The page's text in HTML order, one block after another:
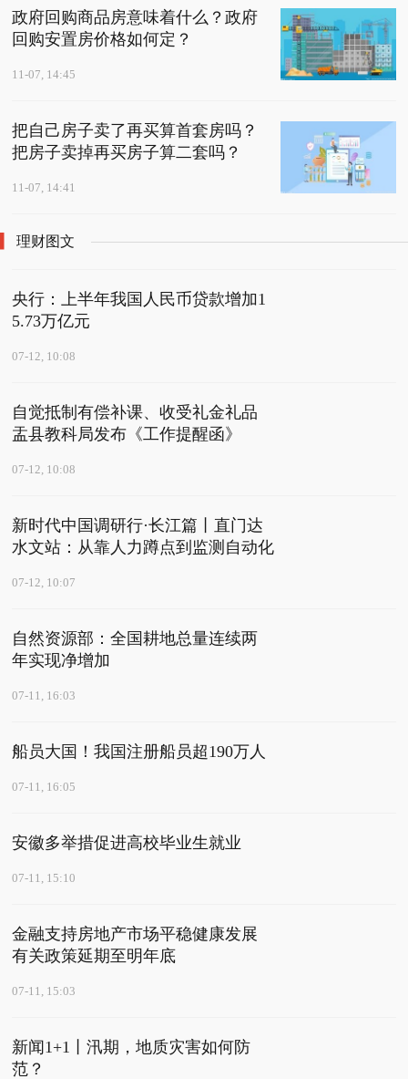
政府回购商品房意味着什么？政府
回购安置房价格如何定？
11-07, 14:45
把自己房子卖了再买算首套房吗？
把房子卖掉再买房子算二套吗？
11-07, 14:41
理财图文
央行：上半年我国人民币贷款增加1
5.73万亿元
07-12, 10:08
自觉抵制有偿补课、收受礼金礼品
盂县教科局发布《工作提醒函》
07-12, 10:08
新时代中国调研行·长江篇丨直门达
水文站：从靠人力蹲点到监测自动化
07-12, 10:07
自然资源部：全国耕地总量连续两
年实现净增加
07-11, 16:03
船员大国！我国注册船员超190万人
07-11, 16:05
安徽多举措促进高校毕业生就业
07-11, 15:10
金融支持房地产市场平稳健康发展
有关政策延期至明年底
07-11, 15:03
新闻1+1丨汛期，地质灾害如何防
范？